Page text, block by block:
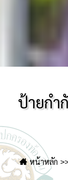
ป้ายกำ
หน้าหลัก